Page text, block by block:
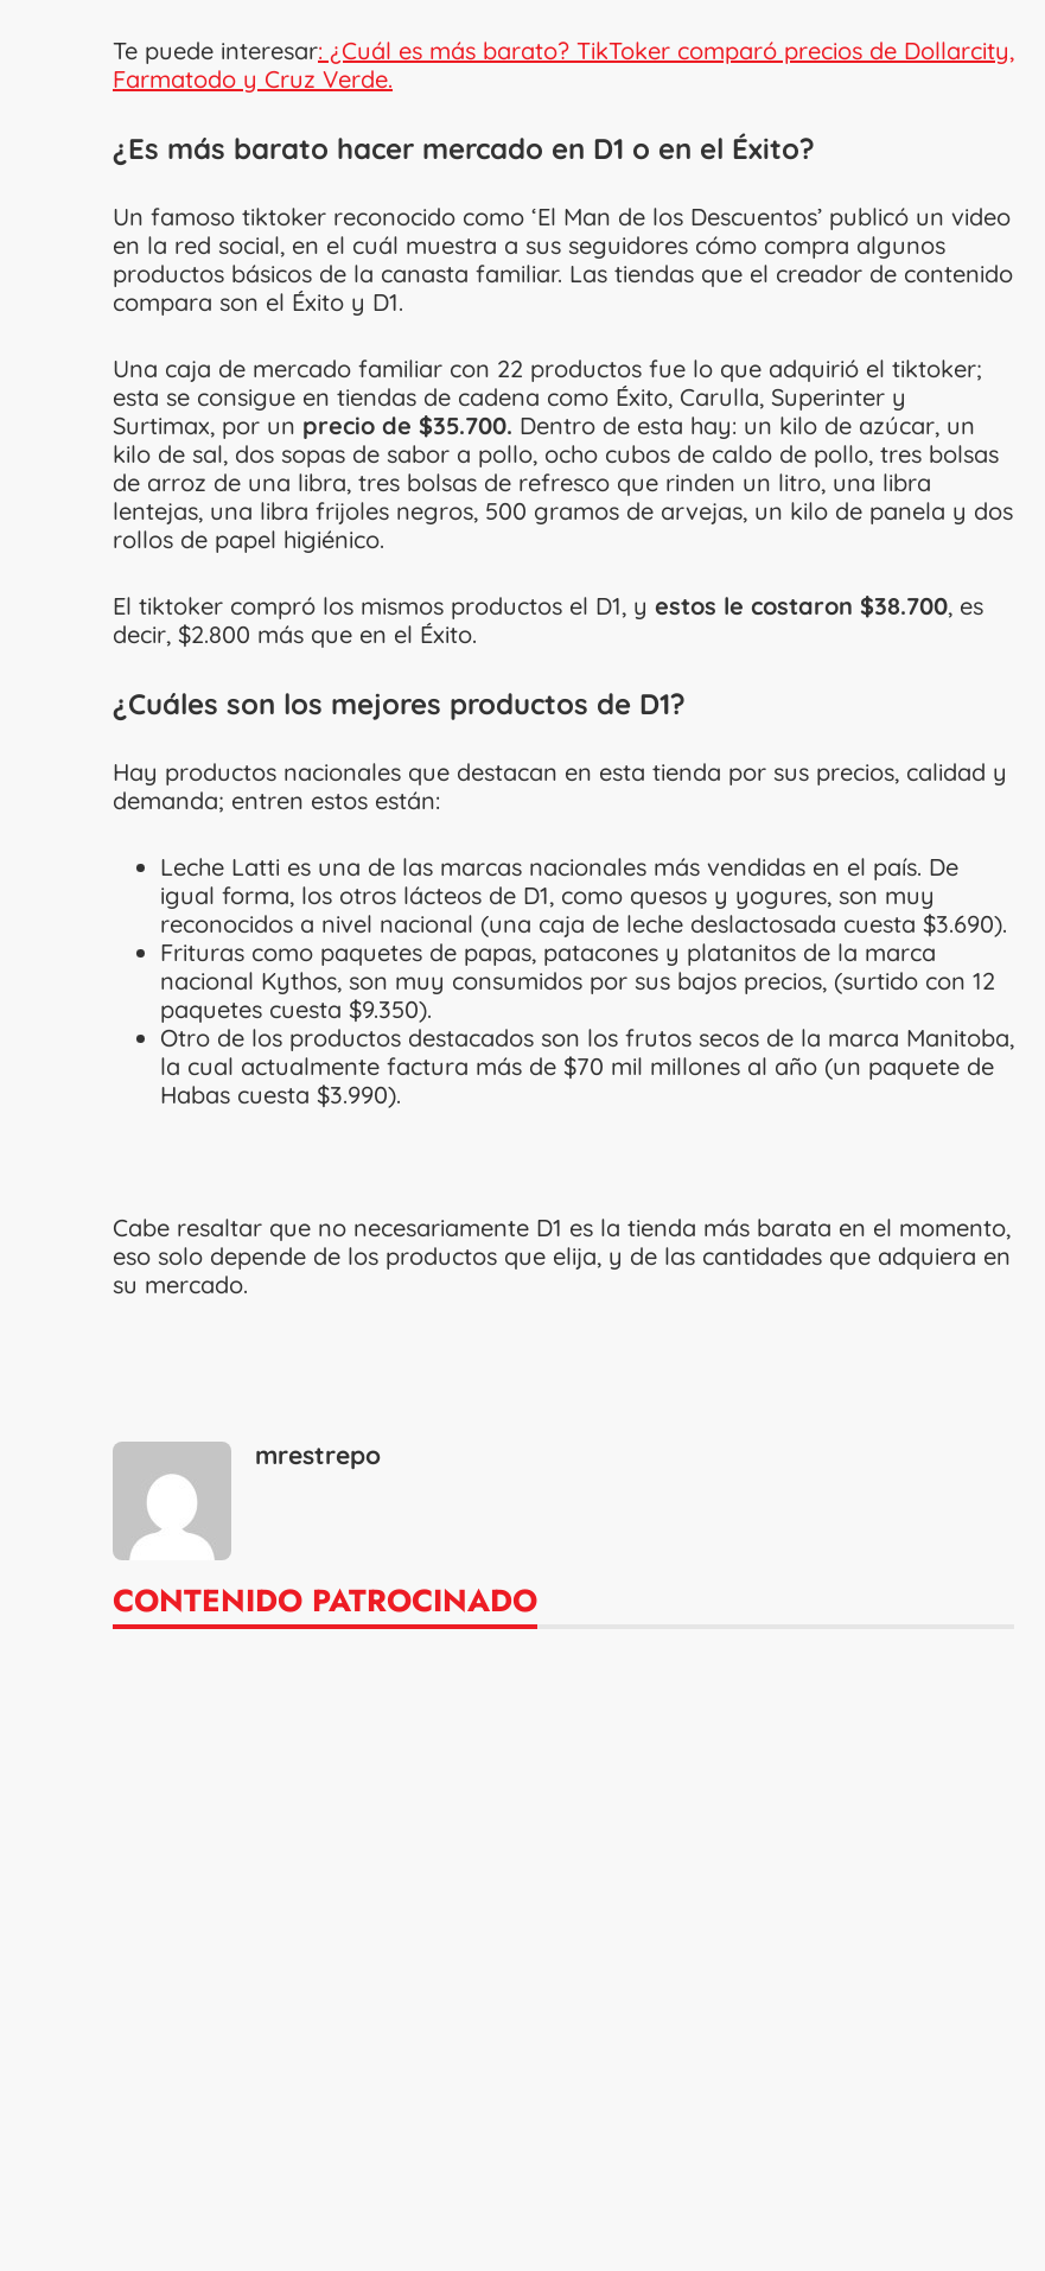
Te puede interesar: ¿Cuál es más barato? TikToker comparó precios de Dollarcity,
Farmatodo y Cruz Verde.
¿Es más barato hacer mercado en D1 o en el Éxito?
Un famoso tiktoker reconocido como ‘El Man de los Descuentos’ publicó un video
en la red social, en el cuál muestra a sus seguidores cómo compra algunos
productos básicos de la canasta familiar. Las tiendas que el creador de contenido
compara son el Éxito y D1.
Una caja de mercado familiar con 22 productos fue lo que adquirió el tiktoker;
esta se consigue en tiendas de cadena como Éxito, Carulla, Superinter y
Surtimax, por un precio de $35.700. Dentro de esta hay: un kilo de azúcar, un
kilo de sal, dos sopas de sabor a pollo, ocho cubos de caldo de pollo, tres bolsas
de arroz de una libra, tres bolsas de refresco que rinden un litro, una libra
lentejas, una libra frijoles negros, 500 gramos de arvejas, un kilo de panela y dos
rollos de papel higiénico.
El tiktoker compró los mismos productos el D1, y estos le costaron $38.700, es
decir, $2.800 más que en el Éxito.
¿Cuáles son los mejores productos de D1?
Hay productos nacionales que destacan en esta tienda por sus precios, calidad y
demanda; entren estos están:
Leche Latti es una de las marcas nacionales más vendidas en el país. De
igual forma, los otros lácteos de D1, como quesos y yogures, son muy
reconocidos a nivel nacional (una caja de leche deslactosada cuesta $3.690).
Frituras como paquetes de papas, patacones y platanitos de la marca
nacional Kythos, son muy consumidos por sus bajos precios, (surtido con 12
paquetes cuesta $9.350).
Otro de los productos destacados son los frutos secos de la marca Manitoba,
la cual actualmente factura más de $70 mil millones al año (un paquete de
Habas cuesta $3.990).
Cabe resaltar que no necesariamente D1 es la tienda más barata en el momento,
eso solo depende de los productos que elija, y de las cantidades que adquiera en
su mercado.
mrestrepo
CONTENIDO PATROCINADO